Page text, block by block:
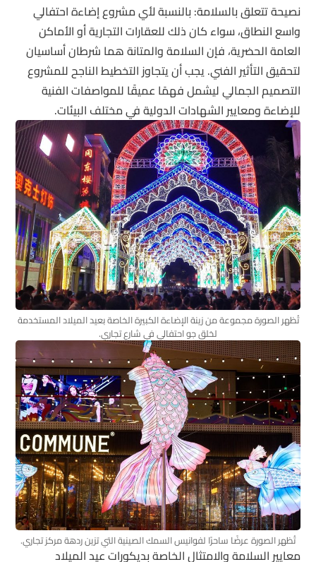
نصيحة تتعلق بالسلامة: بالنسبة لأي مشروع إضاءة احتفالي
واسع النطاق، سواء كان ذلك للعقارات التجارية أو الأماكن
العامة الحضرية، فإن السلامة والمتانة هما شرطان أساسيان
لتحقيق التأثير الفني. يجب أن يتجاوز التخطيط الناجح للمشروع
التصميم الجمالي ليشمل فهمًا عميقًا للمواصفات الفنية
للإضاءة ومعايير الشهادات الدولية في مختلف البيئات.
تُظهر الصورة مجموعة من زينة الإضاءة الكبيرة الخاصة بعيد الميلاد المستخدمة
لخلق جو احتفالي في شارع تجاري.
تُظهر الصورة عرضًا ساحرًا لفوانيس السمك الصينية التي تزين ردهة مركز تجاري.
معايير السلامة والامتثال الخاصة بديكورات عيد الميلاد